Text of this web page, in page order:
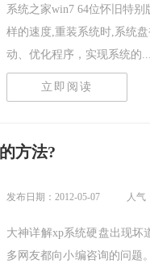
系统之家win7 64位怀旧特别
样的速度,重装系统时,系统
动、优化程序，实现系统的
立即阅读
方法?
发布日期：2012-05-07 人气
大神详解xp系统硬盘出现坏
多网友都向小编咨询的问题